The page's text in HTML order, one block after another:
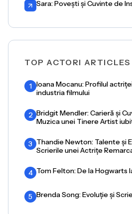
Sara: Povești și Cuvinte de
TOP ACTORI ARTICLES
1 Ioana Mocanu: Profilul
industria filmului
2 Bridgit Mendler: Carieră și
Muzica unei Tinere Artist
3 Thandie Newton: Talente și
Scrierile unei Actrițe
4 Tom Felton: De la Hogwarts
5 Brenda Song: Evoluție și